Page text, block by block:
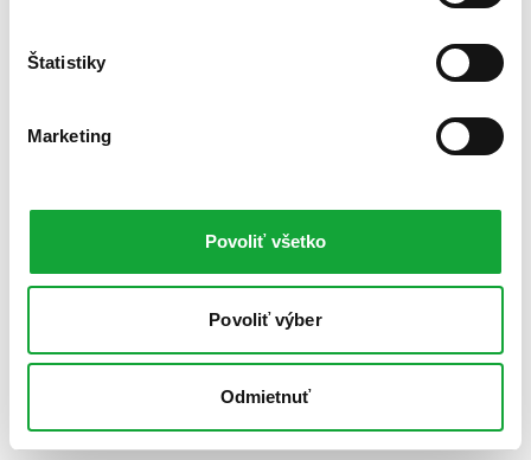
Štatistiky
Marketing
Povoliť všetko
Povoliť výber
Odmietnuť